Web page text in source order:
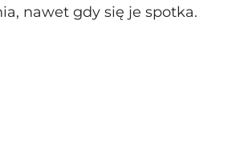
nawet gdy się je spotka.